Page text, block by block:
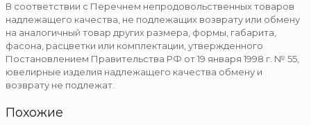
В соответствии с Перечнем непродовольственных товаров
надлежащего качества, не подлежащих возврату или обмену
на аналогичный товар других размера, формы, габарита,
фасона, расцветки или комплектации, утвержденного
Постановлением Правительства РФ от 19 января 1998 г. № 55,
ювелирные изделия надлежащего качества обмену и
возврату не подлежат.
Похожие